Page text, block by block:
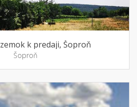
k predaji, Šoproň
Šoproň